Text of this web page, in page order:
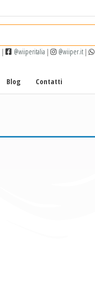
| @wiiperitalia | @wiiper.it |
Blog Contatti